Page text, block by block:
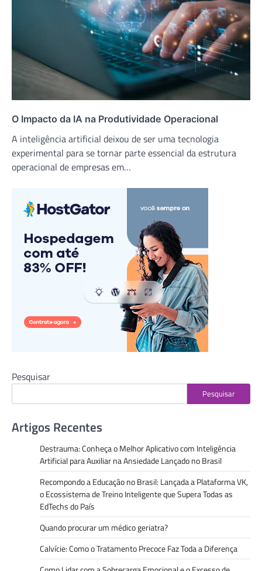
O Impacto da IA na Produtividade Operacional
A inteligência artificial deixou de ser uma tecnologia
experimental para se tornar parte essencial da estrutura
operacional de empresas em…
Pesquisar
Pesquisar
Artigos Recentes
Destrauma: Conheça o Melhor Aplicativo com Inteligência
Artificial para Auxiliar na Ansiedade Lançado no Brasil
Recompondo a Educação no Brasil: Lançada a Plataforma VK,
o Ecossistema de Treino Inteligente que Supera Todas as
EdTechs do País
Quando procurar um médico geriatra?
Calvície: Como o Tratamento Precoce Faz Toda a Diferença